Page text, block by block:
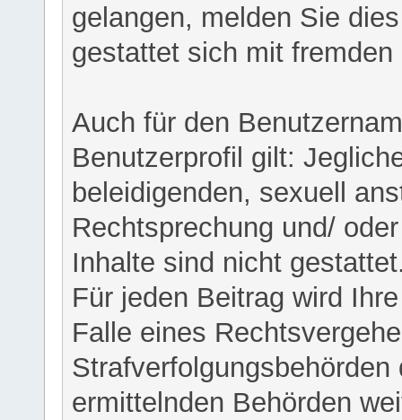
gelangen, melden Sie
gestattet sich mit
Auch für den
Benutzerprofil gilt:
beleidigenden, sexuell
Rechtsprechung und/
Inhalte sind nicht
Für jeden Beitrag wird
Falle eines
ermittelnden Behörden